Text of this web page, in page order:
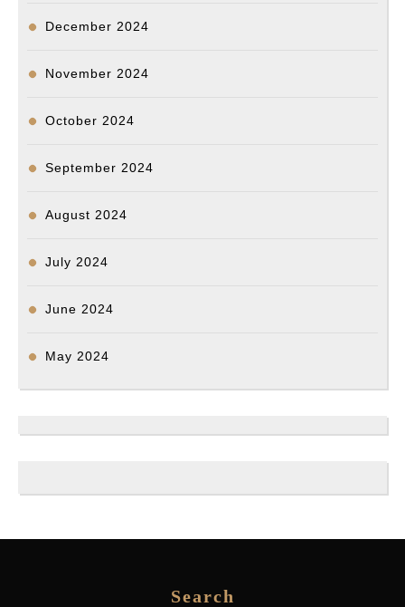
December 2024
November 2024
October 2024
September 2024
August 2024
July 2024
June 2024
May 2024
Search